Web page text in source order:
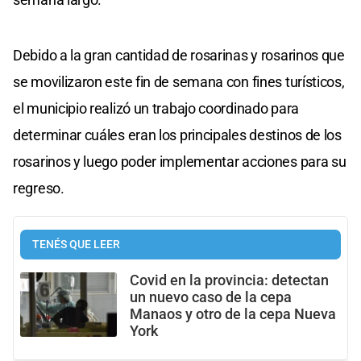
Debido a la gran cantidad de rosarinas y rosarinos que
se movilizaron este fin de semana con fines turísticos,
el municipio realizó un trabajo coordinado para
determinar cuáles eran los principales destinos de los
rosarinos y luego poder implementar acciones para su
regreso.
TENÉS QUE LEER
Covid en la provincia: detectan
un nuevo caso de la cepa
Manaos y otro de la cepa Nueva
York